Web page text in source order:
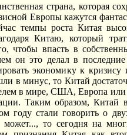
страна, которая
Европы кажутся
темпы роста Китая
Китаю, который
чтобы впасть в
он это делал в
экономику к
в минус, то Китай
в мире, США, Европа
Таким образом, Китай
году стали говорить о
то сегодня на